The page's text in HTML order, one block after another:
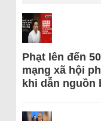
Phạt lên đến
mạng xã hội
khi dẫn nguồn